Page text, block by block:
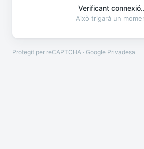
Verificant
Això trigarà un
Protegit per reCAPTCHA · Google Privadesa